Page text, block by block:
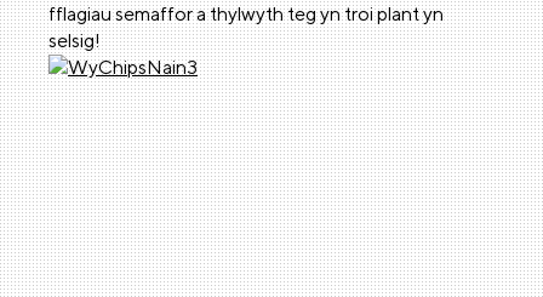
fflagiau semaffor a thylwyth teg yn troi plant yn
selsig!